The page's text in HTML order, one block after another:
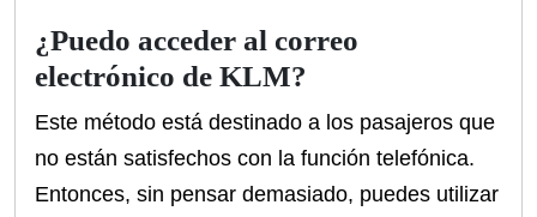
¿Puedo acceder al correo
electrónico de KLM?
Este método está destinado a los pasajeros que
no están satisfechos con la función telefónica.
Entonces, sin pensar demasiado, puedes utilizar